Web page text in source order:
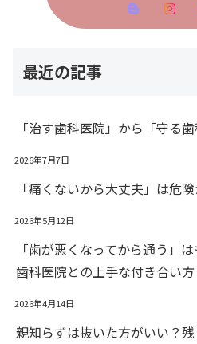
最近の記事
「治す歯科医院」から「守る
2026年7月7日
「痛くないから大丈夫」は危
2026年5月12日
「歯が悪くなってから通う」
歯科医院との上手な付き合い方
2026年4月14日
親知らずは抜いた方がいい？